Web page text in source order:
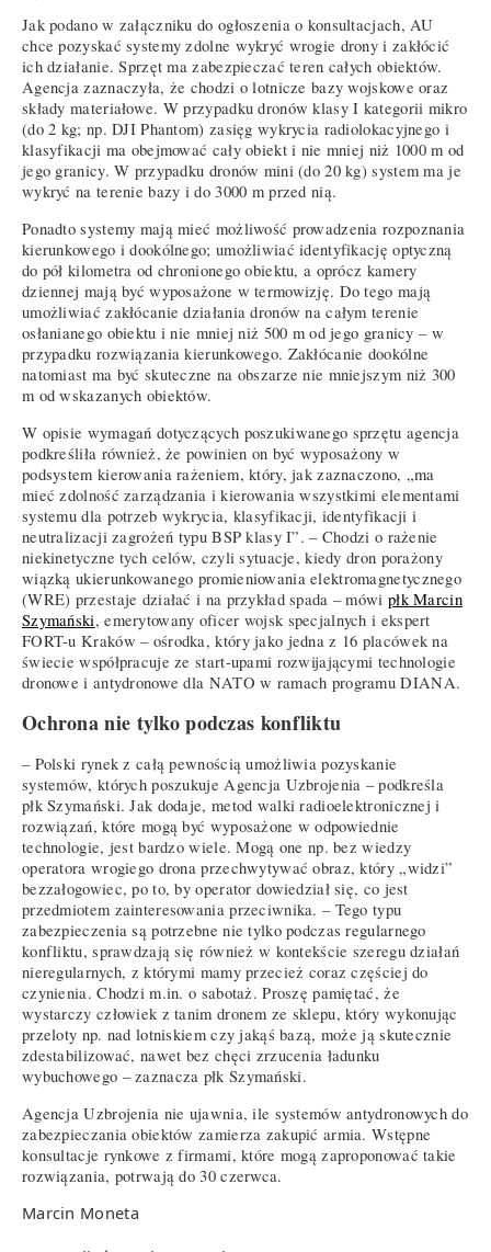
Jak podano w załączniku do ogłoszenia o konsultacjach, AU
chce pozyskać systemy zdolne wykryć wrogie drony i zakłócić
ich działanie. Sprzęt ma zabezpieczać teren całych obiektów.
Agencja zaznaczyła, że chodzi o lotnicze bazy wojskowe oraz
składy materiałowe. W przypadku dronów klasy I kategorii mikro
(do 2 kg; np. DJI Phantom) zasięg wykrycia radiolokacyjnego i
klasyfikacji ma obejmować cały obiekt i nie mniej niż 1000 m od
jego granicy. W przypadku dronów mini (do 20 kg) system ma je
wykryć na terenie bazy i do 3000 m przed nią.
Ponadto systemy mają mieć możliwość prowadzenia rozpoznania
kierunkowego i dookólnego; umożliwiać identyfikację optyczną
do pół kilometra od chronionego obiektu, a oprócz kamery
dziennej mają być wyposażone w termowizję. Do tego mają
umożliwiać zakłócanie działania dronów na całym terenie
osłanianego obiektu i nie mniej niż 500 m od jego granicy – w
przypadku rozwiązania kierunkowego. Zakłócanie dookólne
natomiast ma być skuteczne na obszarze nie mniejszym niż 300
m od wskazanych obiektów.
W opisie wymagań dotyczących poszukiwanego sprzętu agencja
podkreśliła również, że powinien on być wyposażony w
podsystem kierowania rażeniem, który, jak zaznaczono, „ma
mieć zdolność zarządzania i kierowania wszystkimi elementami
systemu dla potrzeb wykrycia, klasyfikacji, identyfikacji i
neutralizacji zagrożeń typu BSP klasy I”. – Chodzi o rażenie
niekinetyczne tych celów, czyli sytuacje, kiedy dron porażony
wiązką ukierunkowanego promieniowania elektromagnetycznego
(WRE) przestaje działać i na przykład spada – mówi płk Marcin
Szymański, emerytowany oficer wojsk specjalnych i ekspert
FORT-u Kraków – ośrodka, który jako jedna z 16 placówek na
świecie współpracuje ze start-upami rozwijającymi technologie
dronowe i antydronowe dla NATO w ramach programu DIANA.
Ochrona nie tylko podczas konfliktu
– Polski rynek z całą pewnością umożliwia pozyskanie
systemów, których poszukuje Agencja Uzbrojenia – podkreśla
płk Szymański. Jak dodaje, metod walki radioelektronicznej i
rozwiązań, które mogą być wyposażone w odpowiednie
technologie, jest bardzo wiele. Mogą one np. bez wiedzy
operatora wrogiego drona przechwytywać obraz, który „widzi”
bezzałogowiec, po to, by operator dowiedział się, co jest
przedmiotem zainteresowania przeciwnika. – Tego typu
zabezpieczenia są potrzebne nie tylko podczas regularnego
konfliktu, sprawdzają się również w kontekście szeregu działań
nieregularnych, z którymi mamy przecież coraz częściej do
czynienia. Chodzi m.in. o sabotaż. Proszę pamiętać, że
wystarczy człowiek z tanim dronem ze sklepu, który wykonując
przeloty np. nad lotniskiem czy jakąś bazą, może ją skutecznie
zdestabilizować, nawet bez chęci zrzucenia ładunku
wybuchowego – zaznacza płk Szymański.
Agencja Uzbrojenia nie ujawnia, ile systemów antydronowych do
zabezpieczania obiektów zamierza zakupić armia. Wstępne
konsultacje rynkowe z firmami, które mogą zaproponować takie
rozwiązania, potrwają do 30 czerwca.
Marcin Moneta